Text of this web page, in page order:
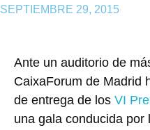
SEPTIEMBRE 29, 2015
Ante un auditorio de
CaixaForum de Madrid
de entrega de los VI
una gala conducida por